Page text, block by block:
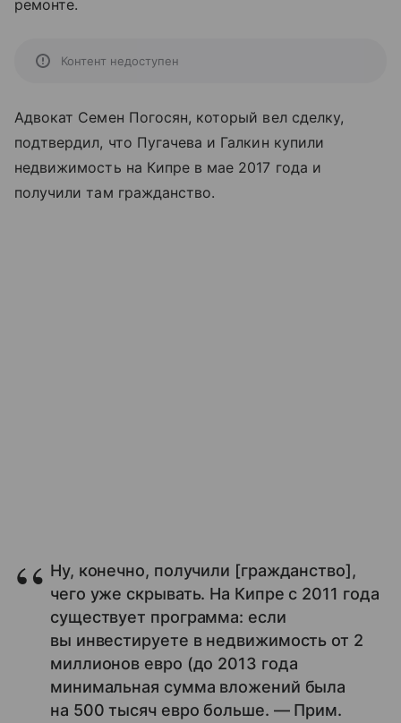
ремонте.
Контент недоступен
Адвокат Семен Погосян, который вел сделку,
подтвердил, что Пугачева и Галкин купили
недвижимость на Кипре в мае 2017 года и
получили там гражданство.
Ну, конечно, получили [гражданство],
чего уже скрывать. На Кипре с 2011 года
существует программа: если
вы инвестируете в недвижимость от 2
миллионов евро (до 2013 года
минимальная сумма вложений была
на 500 тысяч евро больше. — Прим.